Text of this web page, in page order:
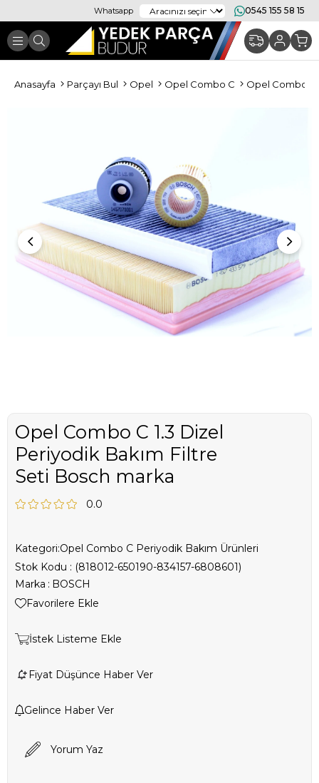
Whatsapp 0545 155 58 15
Anasayfa Parçayı Bul Opel Opel Combo C Opel Combo C
Opel Combo C 1.3 Dizel
Periyodik Bakım Filtre
Seti Bosch marka
0.0
Kategori:Opel Combo C Periyodik Bakım Ürünleri
Stok Kodu
(818012-650190-834157-6808601)
Marka : BOSCH
Favorilere Ekle
İstek Listeme Ekle
Fiyat Düşünce Haber Ver
Gelince Haber Ver
Yorum Yaz